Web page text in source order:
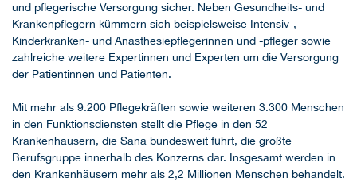
und pflegerische Versorgung sicher. Neben Gesundheits- und
Krankenpflegern kümmern sich beispielsweise Intensiv-,
Kinderkranken- und Anästhesiepflegerinnen und -pfleger sowie
zahlreiche weitere Expertinnen und Experten um die Versorgung
der Patientinnen und Patienten.
Mit mehr als 9.200 Pflegekräften sowie weiteren 3.300 Menschen
in den Funktionsdiensten stellt die Pflege in den 52
Krankenhäusern, die Sana bundesweit führt, die größte
Berufsgruppe innerhalb des Konzerns dar. Insgesamt werden in
den Krankenhäusern mehr als 2,2 Millionen Menschen behandelt.